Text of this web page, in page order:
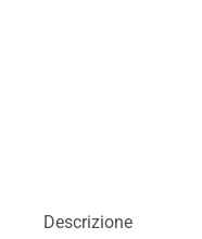
Descrizione